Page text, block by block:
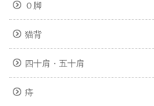
Ｏ脚
猫背
四十肩・五十肩
痔